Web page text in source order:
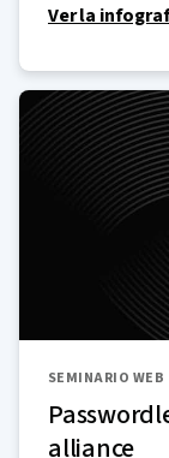
Ver la
SEMINARIO WEB
alliance